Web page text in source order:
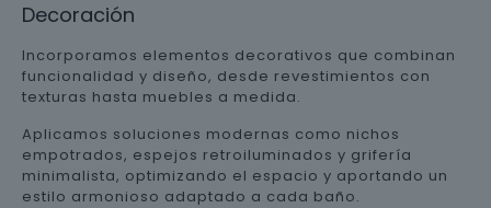
Decoración
Incorporamos elementos decorativos que combinan
funcionalidad y diseño, desde revestimientos con
texturas hasta muebles a medida.
Aplicamos soluciones modernas como nichos
empotrados, espejos retroiluminados y grifería
minimalista, optimizando el espacio y aportando un
estilo armonioso adaptado a cada baño.